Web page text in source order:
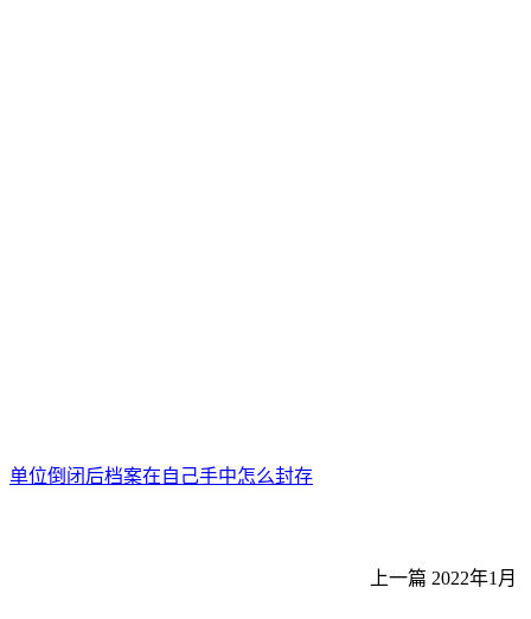
单位倒闭后档案在自己手中怎么封存
上一篇 2022年1月